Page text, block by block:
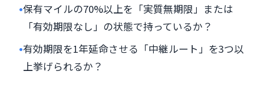
•保有マイルの70%以上を「実質無期限」または
「有効期限なし」の状態で持っているか？
•有効期限を1年延命させる「中継ルート」を3つ以
上挙げられるか？